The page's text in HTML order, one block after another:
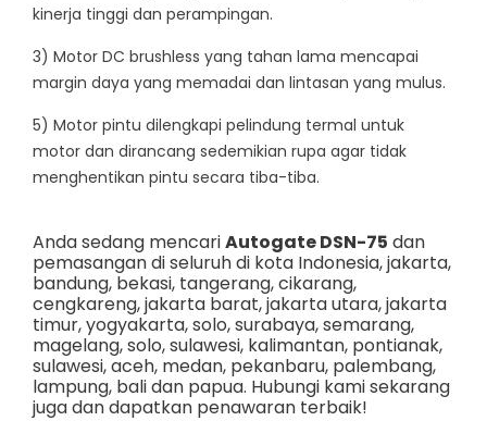
kinerja tinggi dan perampingan.
3) Motor DC brushless yang tahan lama mencapai
margin daya yang memadai dan lintasan yang mulus.
5) Motor pintu dilengkapi pelindung termal untuk
motor dan dirancang sedemikian rupa agar tidak
menghentikan pintu secara tiba-tiba.
Anda sedang mencariAutogate DSN-75 dan
pemasangan di seluruh di kota Indonesia,jakarta,
bandung, bekasi, tangerang,cikarang,
cengkareng,jakarta barat,jakarta utara,jakarta
timur,yogyakarta,solo,surabaya,semarang,
magelang,solo,sulawesi, kalimantan, pontianak,
sulawesi,aceh, medan, pekanbaru, palembang,
lampung, balidan papua. Hubungi kami sekarang
juga dan dapatkan penawaran terbaik!